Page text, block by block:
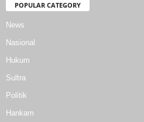
POPULAR CATEGORY
News
Nasional
Hukum
Sultra
Politik
Hankam